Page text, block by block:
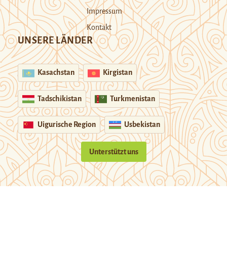
Impressum
Kontakt
UNSERE LÄNDER
Kasachstan Kirgistan
Tadschikistan Turkmenistan
Uigurische Region Usbekistan
Unterstützt uns